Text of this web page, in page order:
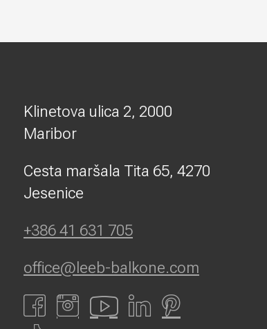
Klinetova ulica 2, 2000
Maribor
Cesta maršala Tita 65, 4270
Jesenice
+386 41 631 705
office@leeb-balkone.com